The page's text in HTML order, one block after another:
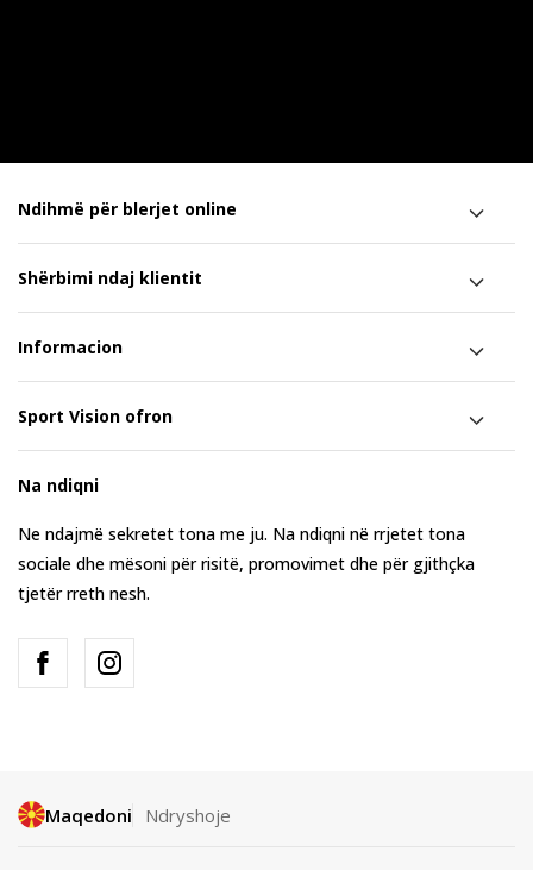
Ndihmë për blerjet online
Shërbimi ndaj klientit
Informacion
Sport Vision ofron
Na ndiqni
Ne ndajmë sekretet tona me ju. Na ndiqni në rrjetet tona
sociale dhe mësoni për risitë, promovimet dhe për gjithçka
tjetër rreth nesh.
Maqedoni Ndryshoje